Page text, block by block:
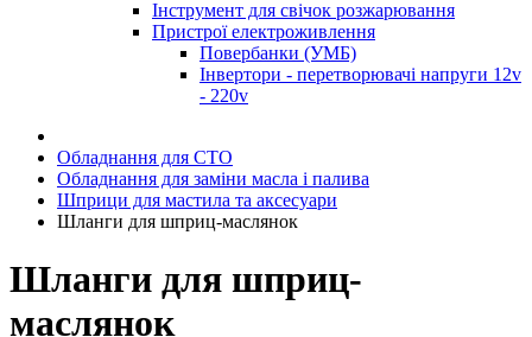
Інструмент для свічок розжарювання
Пристрої електроживлення
Повербанки (УМБ)
Інвертори - перетворювачі напруги 12v
- 220v
Обладнання для СТО
Обладнання для заміни масла і палива
Шприци для мастила та аксесуари
Шланги для шприц-маслянок
Шланги для шприц-
маслянок